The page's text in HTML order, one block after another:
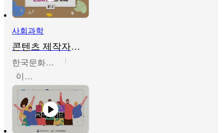
사회과학
콘텐츠 제작자를 위한 문화다양성의 이해
한국문화예술교육진흥원
이성민